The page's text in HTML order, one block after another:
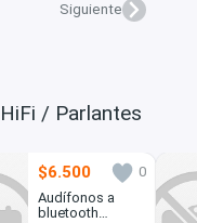
Siguiente
/ Parlantes
$6.500
0
Audífonos a
bluetooth